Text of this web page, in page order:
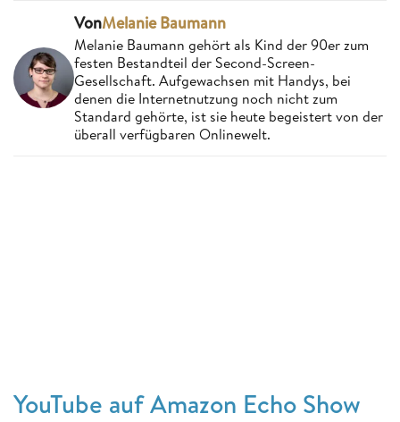
VonMelanie Baumann
Melanie Baumann gehört als Kind der 90er zum
festen Bestandteil der Second-Screen-
Gesellschaft. Aufgewachsen mit Handys, bei
denen die Internetnutzung noch nicht zum
Standard gehörte, ist sie heute begeistert von der
überall verfügbaren Onlinewelt.
YouTube auf Amazon Echo Show